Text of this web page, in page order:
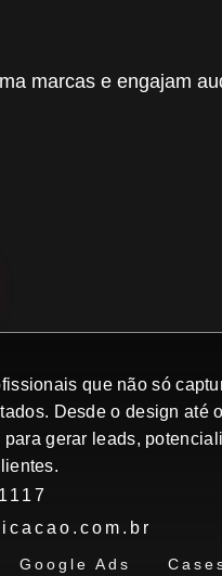
marcas e engajam
que não só
Desde o design até o
gerar leads,
Google Ads